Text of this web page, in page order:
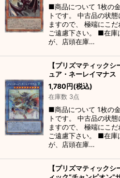
■商品について 1枚の
トです。 中古品の状
ますので、 極端にこ
ご遠慮下さい。 ■在庫
が、店頭在庫…
【プリズマティック
ュア・ネーレイマナ
1,780円(税込)
在庫数 3点
■商品について 1枚の
トです。 中古品の状
ますので、 極端にこ
ご遠慮下さい。 ■在庫
が、店頭在庫…
【プリズマティック